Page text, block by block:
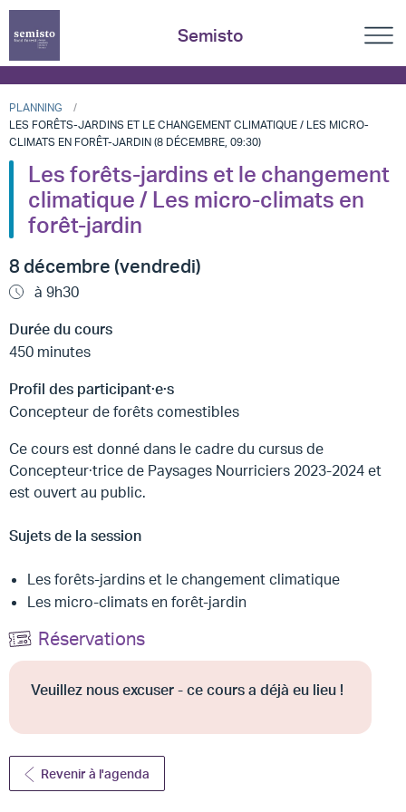
Semisto
PLANNING
LES FORÊTS-JARDINS ET LE CHANGEMENT CLIMATIQUE / LES MICRO-
CLIMATS EN FORÊT-JARDIN (8 DÉCEMBRE, 09:30)
Les forêts-jardins et le changement
climatique / Les micro-climats en
forêt-jardin
8 décembre (vendredi)
à 9h30
Durée du cours
450 minutes
Profil des participant·e·s
Concepteur de forêts comestibles
Ce cours est donné dans le cadre du cursus de
Concepteur·trice de Paysages Nourriciers 2023-2024 et
est ouvert au public.
Sujets de la session
Les forêts-jardins et le changement climatique
Les micro-climats en forêt-jardin
Réservations
Veuillez nous excuser - ce cours a déjà eu lieu !
Revenir à l'agenda